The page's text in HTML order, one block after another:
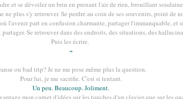
et se dévoiler un brin en prenant l'air de rien, brouillant
ne plus s'y retrouver. Se perdre au coin de ses souvenirs, point de
l'avenir part en confusion charmante, partager l'immanquable, et
Se retrouver dans des endroits, des situations, des
Puis les écrire.
~
ou bad trip? Je ne me pose même plus la question.
Pour lui, je me sacrifie. C'est si tentant.
Un peu. Beaucoup. Joliment.
mon carnet d'idées sur les touches d'un clavier que sur les